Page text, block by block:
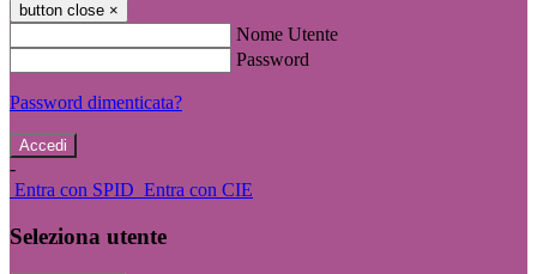
button close ×
Nome Utente
Password
Password dimenticata?
-
Entra con SPID Entra con CIE
Seleziona utente